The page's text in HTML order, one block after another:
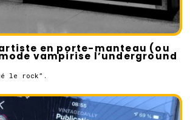
en porte-manteau (ou
vampirise l’underground
le rock”.